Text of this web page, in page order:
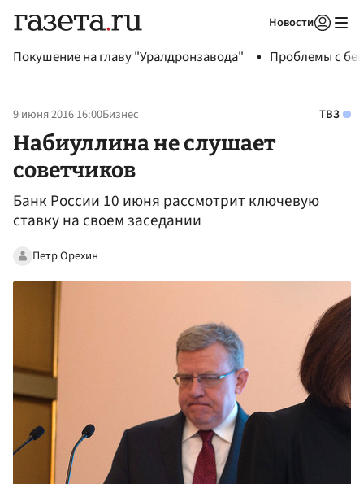
Новости
Покушение на главу "Уралдронзавода" Проблемы с
9 июня 2016 16:00Бизнес ТВЗ
Набиуллина не слушает
советчиков
Банк России 10 июня рассмотрит ключевую
ставку на своем заседании
Петр Орехин